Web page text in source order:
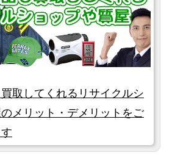
取してくれるリサイクルシ
メリット・デメリットをご